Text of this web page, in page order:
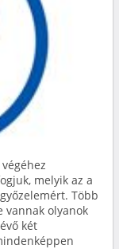
melyik az a
Több
vannak olyanok
két